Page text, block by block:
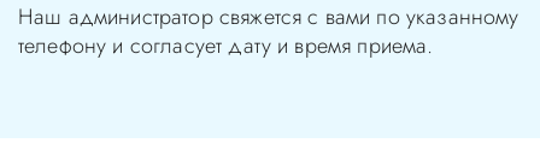
Наш администратор свяжется с вами по указанному
телефону и согласует дату и время приема.